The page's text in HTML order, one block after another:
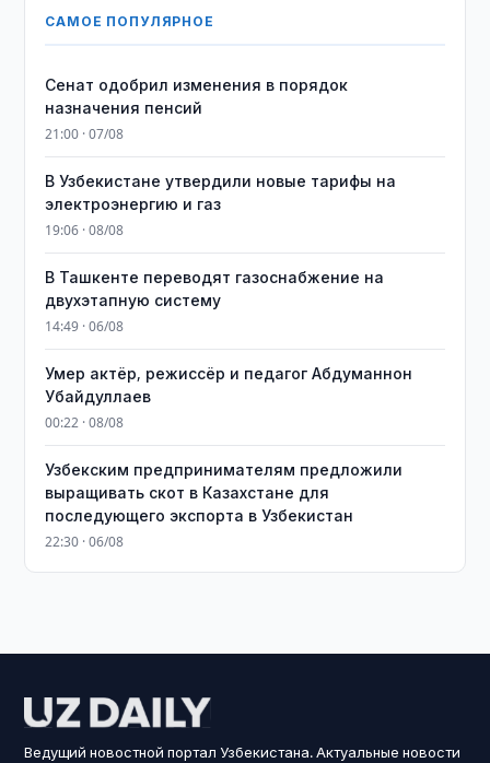
САМОЕ ПОПУЛЯРНОЕ
Сенат одобрил изменения в порядок
назначения пенсий
21:00 · 07/08
В Узбекистане утвердили новые тарифы на
электроэнергию и газ
19:06 · 08/08
В Ташкенте переводят газоснабжение на
двухэтапную систему
14:49 · 06/08
Умер актёр, режиссёр и педагог Абдуманнон
Убайдуллаев
00:22 · 08/08
Узбекским предпринимателям предложили
выращивать скот в Казахстане для
последующего экспорта в Узбекистан
22:30 · 06/08
Ведущий новостной портал Узбекистана. Актуальные новости